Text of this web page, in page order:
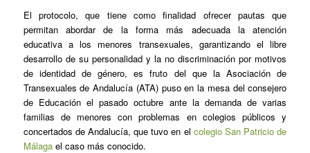
El protocolo, que tiene como finalidad ofrecer pautas que
permitan abordar de la forma más adecuada la atención
educativa a los menores transexuales, garantizando el libre
desarrollo de su personalidad y la no discriminación por motivos
de identidad de género, es fruto del que la Asociación de
Transexuales de Andalucía (ATA) puso en la mesa del consejero
de Educación el pasado octubre ante la demanda de varias
familias de menores con problemas en colegios públicos y
concertados de Andalucía, que tuvo en el colegio San Patricio de
Málagael caso más conocido.